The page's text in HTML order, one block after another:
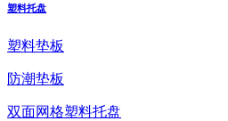
塑料托盘
塑料垫板
防潮垫板
双面网格塑料托盘